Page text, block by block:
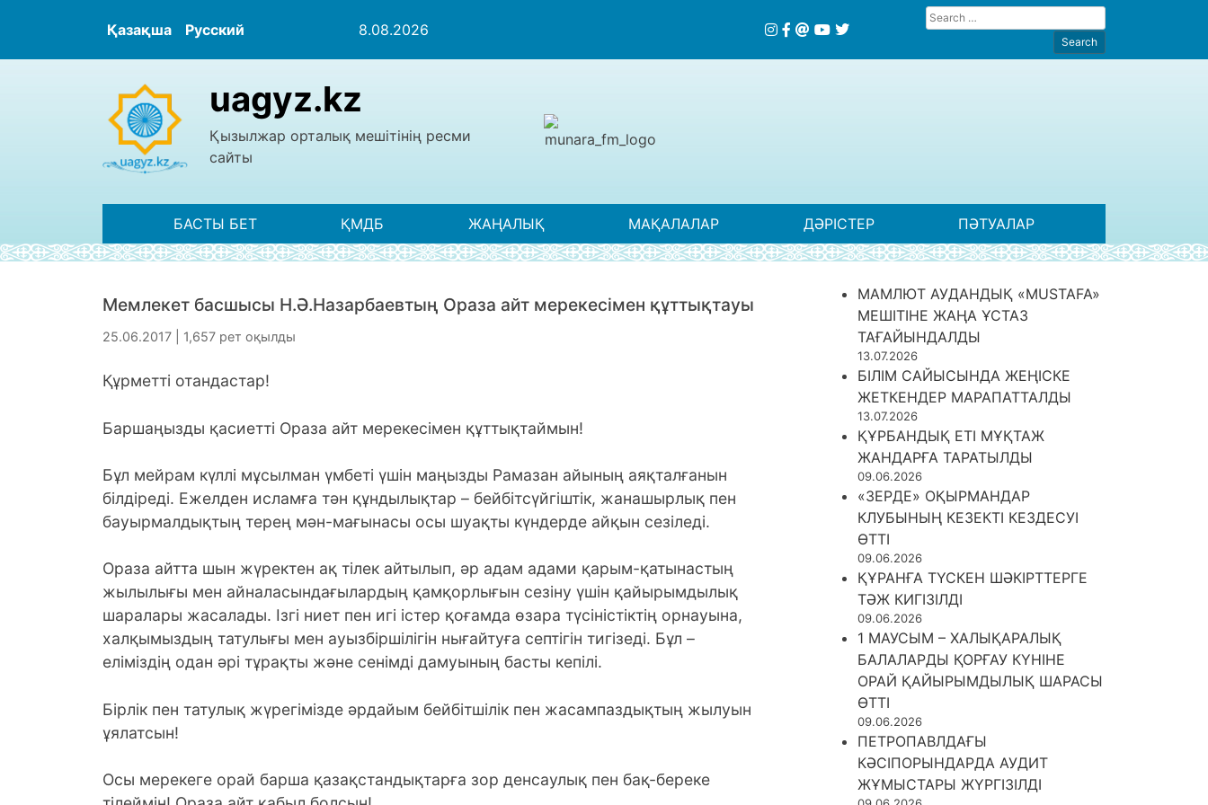
Қазақша Русский 8.08.2026
uagyz.kz
Қызылжар орталық мешітінің ресми
сайты
БАСТЫ БЕТ ҚМДБ ЖАҢАЛЫҚ МАҚАЛАЛАР ДӘРІСТЕР ПӘТУАЛАР
Мемлекет басшысы Н.Ә.Назарбаевтың Ораза айт мерекесімен құттықтауы
25.06.2017 | 1,657 рет оқылды
Құрметті отандастар!
Баршаңызды қасиетті Ораза айт мерекесімен құттықтаймын!
Бұл мейрам күллі мұсылман үмбеті үшін маңызды Рамазан айының аяқталғанын
білдіреді. Ежелден исламға тән құндылықтар – бейбітсүйгіштік, жанашырлық пен
бауырмалдықтың терең мән-мағынасы осы шуақты күндерде айқын сезіледі.
Ораза айтта шын жүректен ақ тілек айтылып, әр адам адами қарым-қатынастың
жылылығы мен айналасындағылардың қамқорлығын сезіну үшін қайырымдылық
шаралары жасалады. Ізгі ниет пен игі істер қоғамда өзара түсіністіктің орнауына,
халқымыздың татулығы мен ауызбіршілігін нығайтуға септігін тигізеді. Бұл –
еліміздің одан әрі тұрақты және сенімді дамуының басты кепілі.
Бірлік пен татулық жүрегімізде әрдайым бейбітшілік пен жасампаздықтың жылуын
ұялатсын!
Осы мерекеге орай барша қазақстандықтарға зор денсаулық пен бақ-береке
МАМЛЮТ АУДАНДЫҚ «MUSTAFA»
МЕШІТІНЕ ЖАҢА ҰСТАЗ
ТАҒАЙЫНДАЛДЫ
13.07.2026
БІЛІМ САЙЫСЫНДА ЖЕҢІСКЕ
ЖЕТКЕНДЕР МАРАПАТТАЛДЫ
13.07.2026
ҚҰРБАНДЫҚ ЕТІ МҰҚТАЖ
ЖАНДАРҒА ТАРАТЫЛДЫ
09.06.2026
«ЗЕРДЕ» ОҚЫРМАНДАР
КЛУБЫНЫҢ КЕЗЕКТІ КЕЗДЕСУІ
ӨТТІ
09.06.2026
ҚҰРАНҒА ТҮСКЕН ШӘКІРТТЕРГЕ
ТӘЖ КИГІЗІЛДІ
09.06.2026
1 МАУСЫМ – ХАЛЫҚАРАЛЫҚ
БАЛАЛАРДЫ ҚОРҒАУ КҮНІНЕ
ОРАЙ ҚАЙЫРЫМДЫЛЫҚ ШАРАСЫ
ӨТТІ
09.06.2026
ПЕТРОПАВЛДАҒЫ
КӘСІПОРЫНДАРДА АУДИТ
ЖҰМЫСТАРЫ ЖҮРГІЗІЛДІ